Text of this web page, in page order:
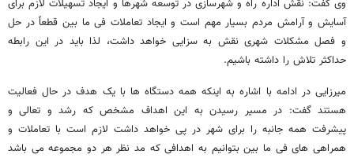
وی گفت: نقش اداره راه و شهرسازی در توسعه شهرها و ایجاد تسهیلات لازم برای
آسایش و آرامش مردم بسیار مهم است و ایجاد تعاملات فی‌ ما بین قطعاً در حل
و فصل مشکلات شهری نقش به سزایی خواهد داشت، لذا باید در این رابطه
حداکثر تلاش را داشته باشیم.
میرزایی در ادامه با اشاره به اینکه همه دستگاه ها با یک هدف در حال فعالیت
هستند گفت: در مسیر رسیدن به این اهداف مشخص که رشد و تعالی و
پیشرفت همه جانبه را برای شهر در پی خواهد داشت لازم است با تعاملات و
همراهی های فی‌ ما بین بتوانیم به اهدافی که مد نظر هر دو مجموعه می باشد